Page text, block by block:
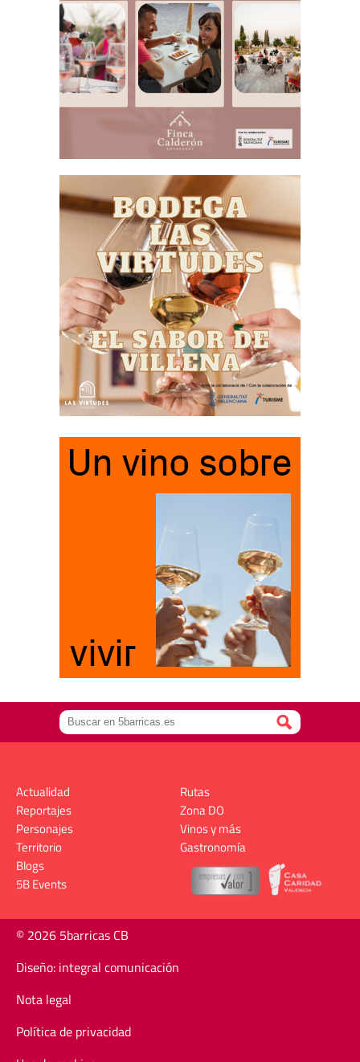
Actualidad
Reportajes
Personajes
Territorio
Rutas
Zona DO
Vinos y más
Gastronomía
Blogs
5B Events
© 2026 5barricas CB
Diseño: integral comunicación
Nota legal
Política de privacidad